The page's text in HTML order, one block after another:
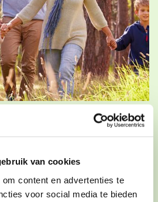
van cookies
content en advertenties te
voor social media te bieden